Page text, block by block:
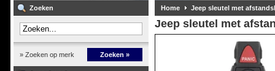
Zoeken
» Zoeken op merk Zoeken »
Home Jeep sleutel met
Jeep sleutel met